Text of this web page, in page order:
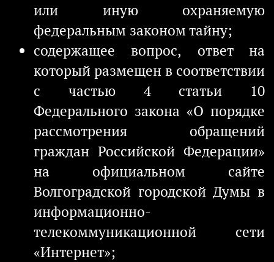
или иную охраняемую
федеральным законом тайну;
содержащее вопрос, ответ на
который размещен в соответствии
с частью 4 статьи 10
Федерального закона «О порядке
рассмотрения обращений
граждан Российской Федерации»
на официальном сайте
Волгоградской городской Думы в
информационно-
телекоммуникационной сети
«Интернет»;